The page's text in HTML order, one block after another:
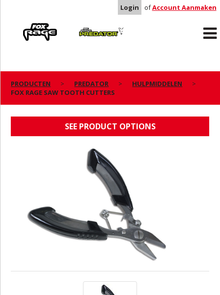
Login ofAccount Aanmaken
Predator
PRODUCTEN PREDATOR
HULPMIDDELEN
FOX RAGE SAW TOOTH CUTTERS
SEE PRODUCT OPTIONS